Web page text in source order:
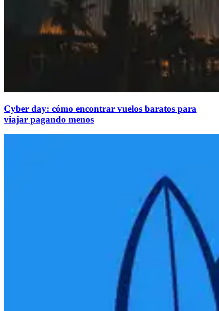
Cyber day: cómo encontrar vuelos baratos para
viajar pagando menos